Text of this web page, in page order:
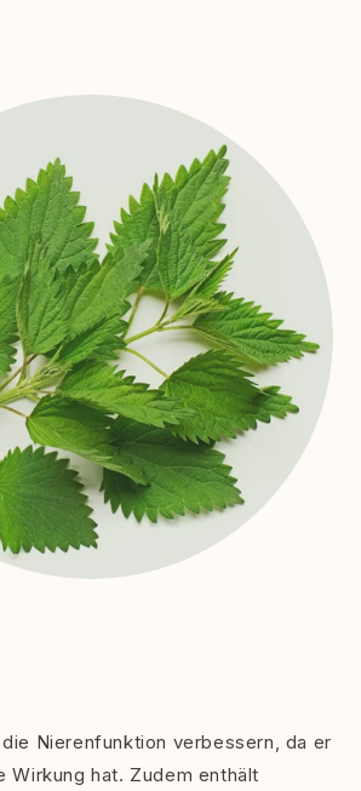
Nierenfunktion verbessern, da er
Wirkung hat. Zudem enthält